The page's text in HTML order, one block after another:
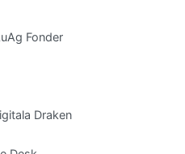
Fonder
Draken